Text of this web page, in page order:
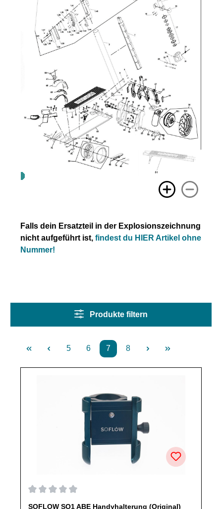
Falls dein Ersatzteil in der Explosionszeichnung
nicht aufgeführt ist, findest du HIER Artikel ohne
Nummer!
Produkte filtern
Seite
5
Seite
6
Seite
7
Seite
8
SOFLOW SO1 ABE Handyhalterung (Original)